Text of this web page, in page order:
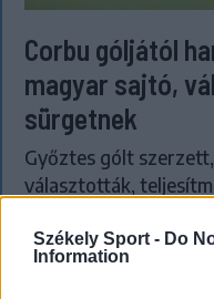
Székely Sport - Do
Information
Corbu góljától
magyar sajtó,
sürgetnek
Győztes gólt
választották,
Több szaklap szerint
Akadémia neveltje